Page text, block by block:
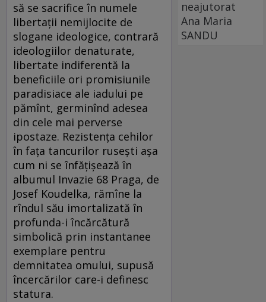
să se sacrifice în numele
libertaţii nemijlocite de
slogane ideologice, contrară
ideologiilor denaturate,
libertate indiferentă la
beneficiile ori promisiunile
paradisiace ale iadului pe
pămînt, germinînd adesea
din cele mai perverse
ipostaze. Rezistenţa cehilor
în faţa tancurilor ruseşti aşa
cum ni se înfăţişează în
albumul Invazie 68 Praga, de
Josef Koudelka, rămîne la
rîndul său imortalizată în
profunda-i încărcătură
simbolică prin instantanee
exemplare pentru
demnitatea omului, supusă
încercărilor care-i definesc
statura.
neajutorat
Ana Maria
SANDU